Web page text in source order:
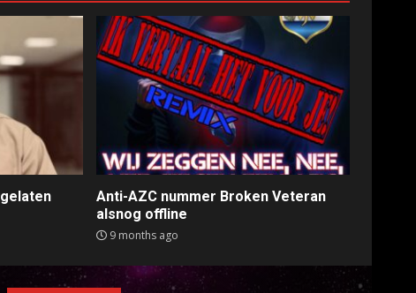
Anti-AZC nummer Broken Veteran
alsnog offline
9 months ago